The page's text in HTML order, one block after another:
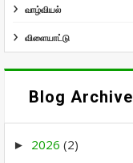
வாழ்வியல்
விளையாட்டு
Blog Archive
► 2026 (2)